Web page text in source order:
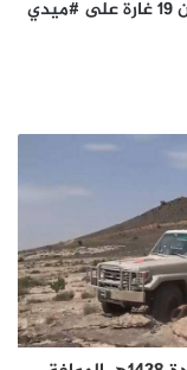
طيران العدوان الأمريكي السعودي يشن 19 غارة على #ميدي